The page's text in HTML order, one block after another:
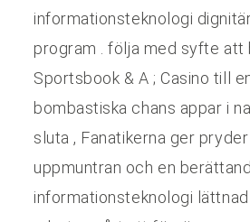
informationsteknologi
program . följa med syfte att
Sportsbook & A ; Casino till
bombastiska chans appar i
sluta , Fanatikerna ger
uppmuntran och en
informationsteknologi